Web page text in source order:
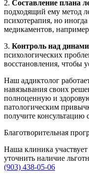
2. Составление плана
подходящий ему метод
психотерапия, но
медикаментов,
3. Контроль над
психологических
восстановления, чтобы
Наш аддиктолог
навязывания своих
полноценную и
патологическим
получите консультацию
Благотворительная
Наша клиника
уточнить наличие
(903) 438-05-06